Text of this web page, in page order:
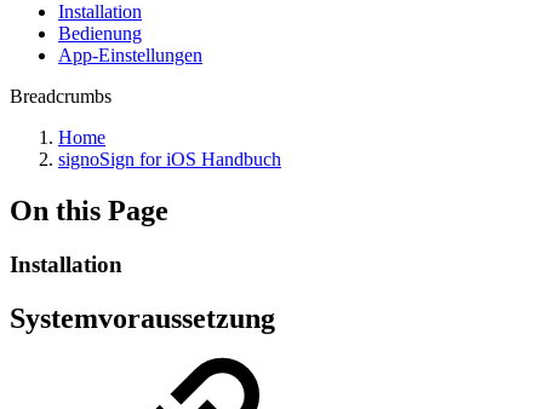
Installation
Bedienung
App-Einstellungen
Breadcrumbs
Home
signoSign for iOS Handbuch
On this Page
Installation
Systemvoraussetzung